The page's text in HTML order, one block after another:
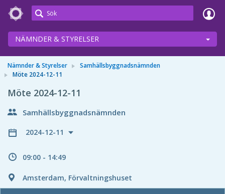
Meetings+
NÄMNDER & STYRELSER
Nämnder & Styrelser
Samhällsbyggnadsnämnden
Möte 2024-12-11
Möte 2024-12-11
Samhällsbyggnadsnämnden
2024-12-11
09:00 - 14:49
Amsterdam, Förvaltningshuset